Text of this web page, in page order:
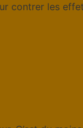
contrer les